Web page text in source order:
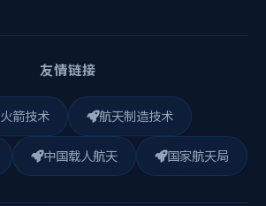
友情链接
箭技术 航天制造技术
中国载人航天 国家航天局